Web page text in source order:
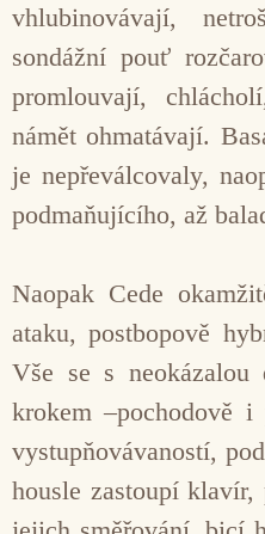
vhlubinovávají,
sondážní pouť
promlouvají,
námět ohmatávají.
je nepřeválcovaly,
podmaňujícího, až
Naopak Cede
ataku, postbopově
Vše se s neokázalou
krokem –pochodově i
vystupňovávaností,
housle zastoupí klavír,